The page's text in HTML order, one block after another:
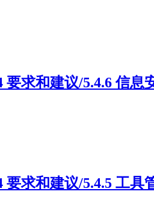
要求和建议/5.4.6 信息
要求和建议/5.4.5 工具